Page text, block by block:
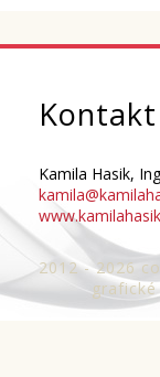
Kontakt
Kamila Hasik,
2012 - 2026